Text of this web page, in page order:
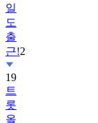
일
도
출
근!2
19
트
롯
올